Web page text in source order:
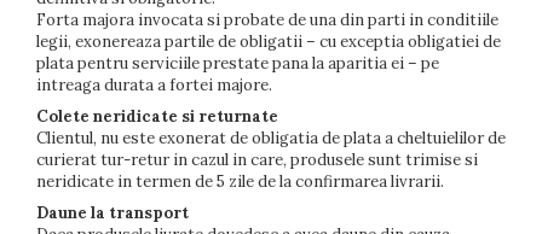
Forta majora invocata si probate de una din parti in conditiile
legii, exonereaza partile de obligatii – cu exceptia obligatiei de
plata pentru serviciile prestate pana la aparitia ei – pe
intreaga durata a fortei majore.
Colete neridicate si returnate
Clientul, nu este exonerat de obligatia de plata a cheltuielilor de
curierat tur-retur in cazul in care, produsele sunt trimise si
neridicate in termen de 5 zile de la confirmarea livrarii.
Daune la transport